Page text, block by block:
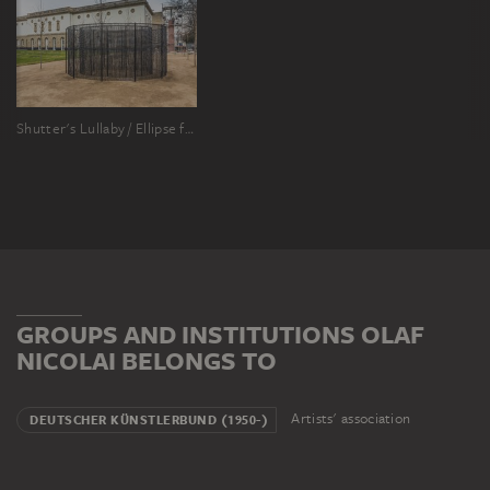
Shutter's Lullaby / Ellipse for Städel
GROUPS AND INSTITUTIONS OLAF
NICOLAI BELONGS TO
DEUTSCHER KÜNSTLERBUND (1950-) Artists' association